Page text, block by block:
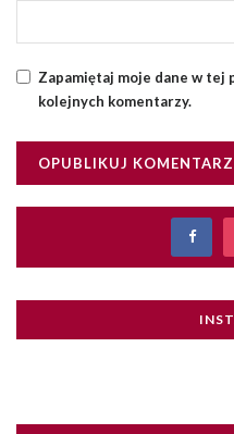
Zapamiętaj moje dane w tej
kolejnych komentarzy.